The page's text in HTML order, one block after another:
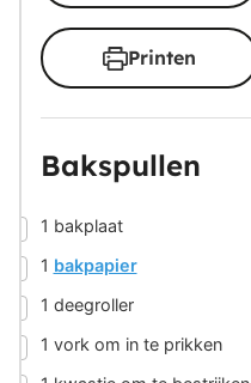
Printen
Bakspullen
▢1 bakplaat
▢1 bakpapier
▢
1 deegroller
▢
1 vork om in te prikken